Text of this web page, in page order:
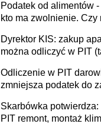
rencie rodzinnej?
Podatek od alimentów
kto ma zwolnienie. Czy
Dyrektor KIS: zakup
można odliczyć w PIT
orzeczona
Odliczenie w PIT
zmniejsza podatek do
mediów promujących
Skarbówka
PIT remont, montaż